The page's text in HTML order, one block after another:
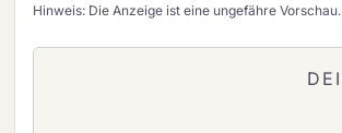
Hinweis: Die Anzeige ist eine ungefähre Vorschau.